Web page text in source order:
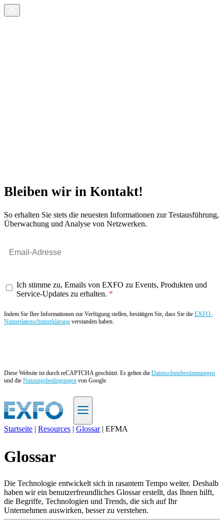
Bleiben wir in Kontakt!
So erhalten Sie stets die neuesten Informationen zur Testausführung,
Überwachung und Analyse von Netzwerken.
Ich stimme zu, Emails von EXFO zu Events, Produkten und
Service-Updates zu erhalten.
Indem Sie Ihre Informationen zur Verfügung stellen, bestätigen Sie, dass Sie die EXFO-
Nutzerdatenschutzerklärung verstanden haben.
Diese Website ist durch reCAPTCHA geschützt. Es gelten die Datenschutzbestimmungen
und die Nutzungsbedingungen von Google.
Produkte
Support
Services
Kaufen
Ressourcen
Startseite | Resources | Glossar | EFMA
Glossar
Die Technologie entwickelt sich in rasantem Tempo weiter. Deshalb
haben wir ein benutzerfreundliches Glossar erstellt, das Ihnen hilft,
die Begriffe, Technologien und Trends, die sich auf Ihr
Unternehmen auswirken, besser zu verstehen.